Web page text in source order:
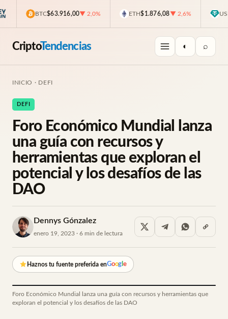
BTC $63.916,00 ▼ 2,0% ETH $1.876,08▼ 2,6% USDT
CriptoTendencias ◐ ⌕
INICIO · DEFI
DEFI
Foro Económico Mundial lanza
una guía con recursos y
herramientas que exploran el
potencial y los desafíos de las
DAO
Dennys Gónzalez
enero 19, 2023 · 6 min de lectura
Haznos tu fuente preferida enGoog e
Foro Económico Mundial lanza una guía con recursos y herramientas que
exploran el potencial y los desafíos de las DAO